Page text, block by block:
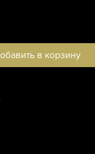
в корзину